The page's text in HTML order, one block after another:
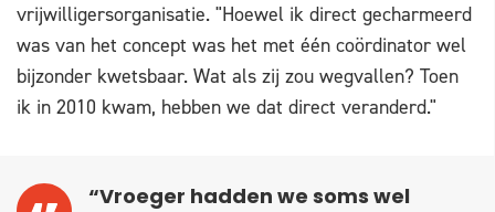
vrijwilligersorganisatie. "Hoewel ik direct gecharmeerd
was van het concept was het met één coördinator wel
bijzonder kwetsbaar. Wat als zij zou wegvallen? Toen
ik in 2010 kwam, hebben we dat direct veranderd."
“Vroeger hadden we soms wel